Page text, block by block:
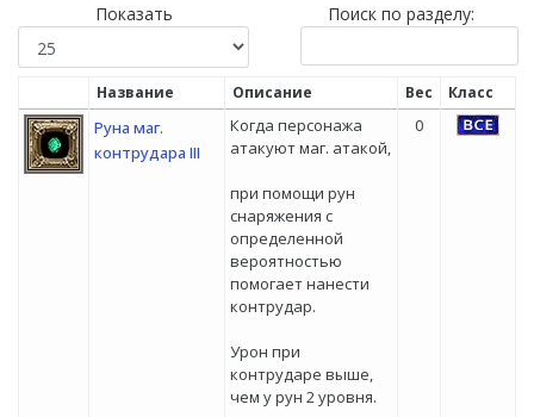
Показать Поиск по разделу:
Название Описание Вес Класс
Руна маг.
контрудара III
Когда персонажа
атакуют маг. атакой,
при помощи рун
снаряжения с
определенной
вероятностью
помогает нанести
контрудар.
Урон при
контрударе выше,
чем у рун 2 уровня.
0